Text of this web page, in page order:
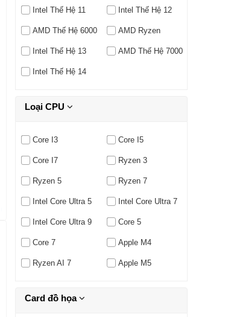
Intel Thế Hệ 11 Intel Thế Hệ 12
AMD Thế Hệ 6000 AMD Ryzen
Intel Thế Hệ 13 AMD Thế Hệ 7000
Intel Thế Hệ 14
Loại CPU
Core I3 Core I5
Core I7 Ryzen 3
Ryzen 5 Ryzen 7
Intel Core Ultra 5 Intel Core Ultra 7
Intel Core Ultra 9 Core 5
Core 7 Apple M4
Ryzen AI 7 Apple M5
Card đồ họa